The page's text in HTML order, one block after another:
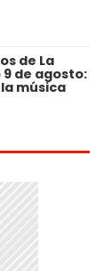
de La
de agosto:
música